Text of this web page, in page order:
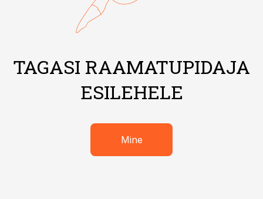
TAGASI RAAMATUPIDAJA
ESILEHELE
Mine